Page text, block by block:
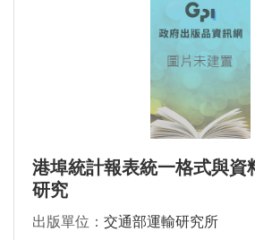
港埠統計報表統一格式與資
研究
出版單位： 交通部運輸研究所